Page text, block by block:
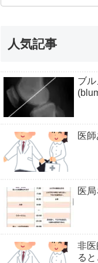
人気記事
ブ
医
医
非
る